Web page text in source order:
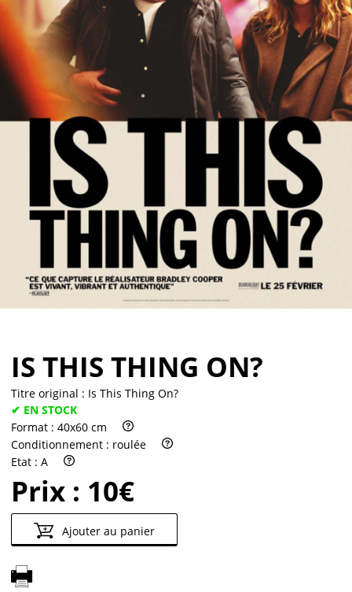
Vendre
IS THIS THING ON?
Titre original : Is This Thing On?
✔ EN STOCK
Format : 40x60 cm
Conditionnement : roulée
Etat : A
Prix : 10€
Ajouter au panier